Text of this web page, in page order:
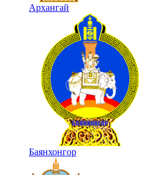
Архангай
Баянхонгор